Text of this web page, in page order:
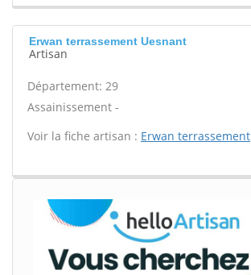
Erwan terrassement Uesnant
Artisan
Département: 29
Assainissement -
Voir la fiche artisan : Erwan terrassement